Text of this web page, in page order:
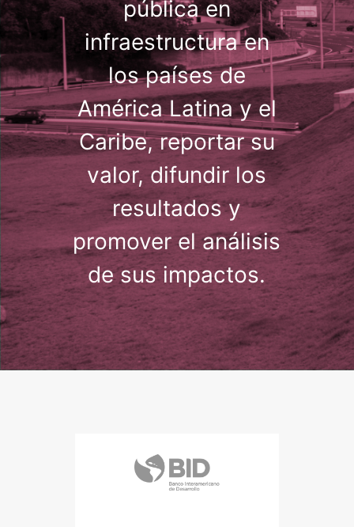
pública en
infraestructura en
los países de
América Latina y el
Caribe, reportar su
valor, difundir los
resultados y
promover el análisis
de sus impactos.